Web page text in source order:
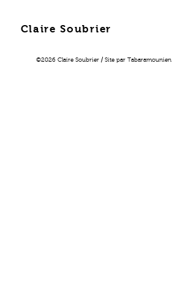
Claire Soubrier
©2026 Claire Soubrier / Site parTabaramounien